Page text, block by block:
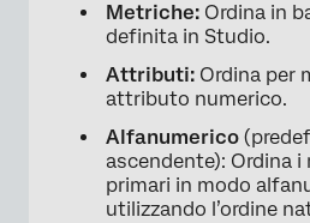
Metriche: Ordina in
definita in Studio.
Attributi: Ordina per
attributo numerico.
Alfanumerico
ascendente): Ordina
primari in modo
utilizzando l’ordine